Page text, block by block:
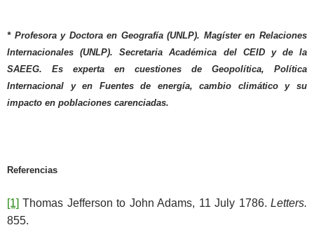
* Profesora y Doctora en Geografía (UNLP). Magíster en Relaciones
Internacionales (UNLP). Secretaria Académica del CEID y de la
SAEEG. Es experta en cuestiones de Geopolítica, Política
Internacional y en Fuentes de energía, cambio climático y su
impacto en poblaciones carenciadas.
Referencias
[1] Thomas Jefferson to John Adams, 11 July 1786. Letters.
855.